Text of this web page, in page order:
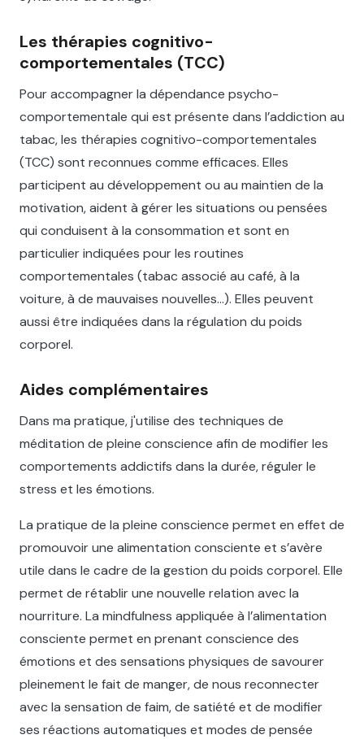
Les thérapies cognitivo-
comportementales (TCC)
Pour accompagner la dépendance psycho-
comportementale qui est présente dans l’addiction au
tabac, les thérapies cognitivo-comportementales
(TCC) sont reconnues comme efficaces. Elles
participent au développement ou au maintien de la
motivation, aident à gérer les situations ou pensées
qui conduisent à la consommation et sont en
particulier indiquées pour les routines
comportementales (tabac associé au café, à la
voiture, à de mauvaises nouvelles…). Elles peuvent
aussi être indiquées dans la régulation du poids
corporel.
Aides complémentaires
Dans ma pratique, j'utilise des techniques de
méditation de pleine conscience afin de modifier les
comportements addictifs dans la durée, réguler le
stress et les émotions.
La pratique de la pleine conscience permet en effet de
promouvoir une alimentation consciente et s’avère
utile dans le cadre de la gestion du poids corporel. Elle
permet de rétablir une nouvelle relation avec la
nourriture. La mindfulness appliquée à l’alimentation
consciente permet en prenant conscience des
émotions et des sensations physiques de savourer
pleinement le fait de manger, de nous reconnecter
avec la sensation de faim, de satiété et de modifier
ses réactions automatiques et modes de pensée